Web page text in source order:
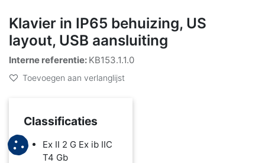
Klavier in IP65 behuizing, US
layout, USB aansluiting
Interne referentie: KB153.1.1.0
Toevoegen aan verlanglijst
Classificaties
Ex II 2 G Ex ib IIC
T4 Gb